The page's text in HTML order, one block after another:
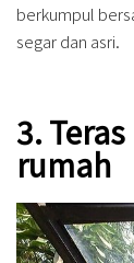
berkumpul
segar dan asri.
3.
rumah